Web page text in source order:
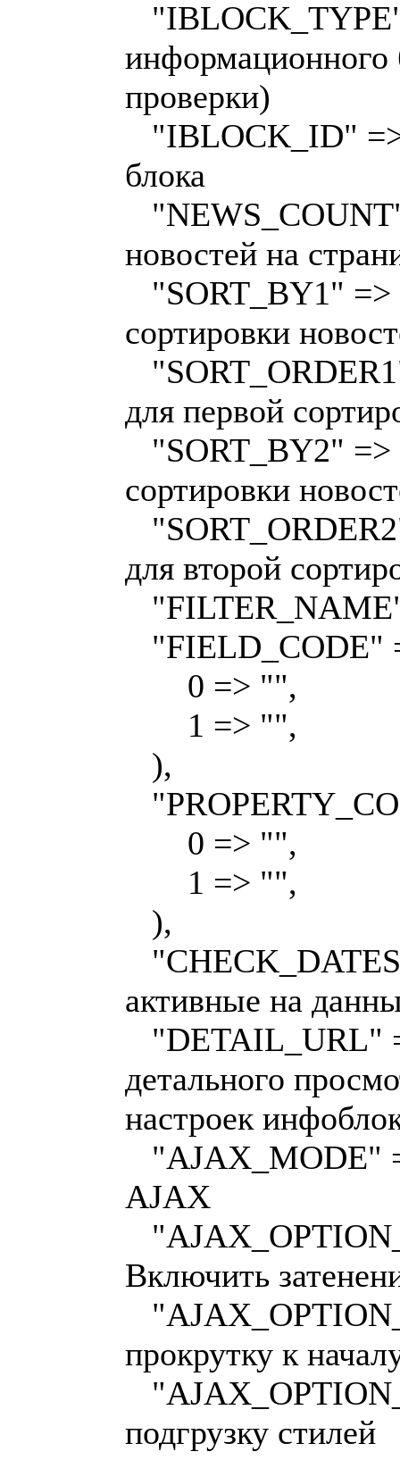
информационного
проверки)
"IBLOCK_ID"
блока
новостей на
"SORT_BY1"
сортировки
для первой
"SORT_BY2"
сортировки
для второй
0 => "",
1 => "",
),
0 => "",
1 => "",
),
активные на
"DETAIL_URL"
детального
настроек
"AJAX_MODE"
AJAX
Включить
прокрутку к
подгрузку стилей